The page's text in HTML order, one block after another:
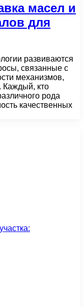
масел и
для
развиваются
связанные с
механизмов,
Каждый, кто
рода
качественных